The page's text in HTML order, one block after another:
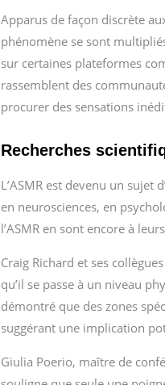
Apparus de façon discrète
phénomène se sont
sur certaines plateformes
rassemblent des
procurer des sensations
Recherches
L’ASMR est devenu un sujet
en neurosciences, en
l’ASMR en sont encore à
Craig Richard et ses
qu’il se passe à un niveau
démontré que des zones
suggérant une implication
Giulia Poerio, maître de